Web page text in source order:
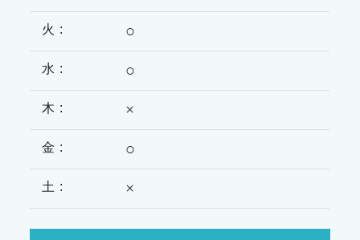
○
○
×
○
×